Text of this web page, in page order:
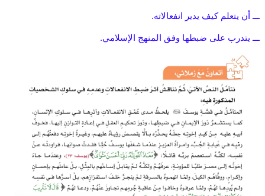
ـــ أن يتعلم كيف يدير انفعالاته.
ـــ يتدرب على ضبطها وفق المنهج الإسلامي.